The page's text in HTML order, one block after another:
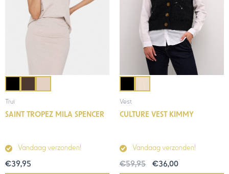
Trui
SAINT TROPEZ MILA SPENCER
Vandaag verzonden!
€39,95
Vest
CULTURE VEST KIMMY
Vandaag verzonden!
€59,95 €36,00